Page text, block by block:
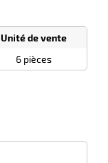
Unité de vente
6 pièces